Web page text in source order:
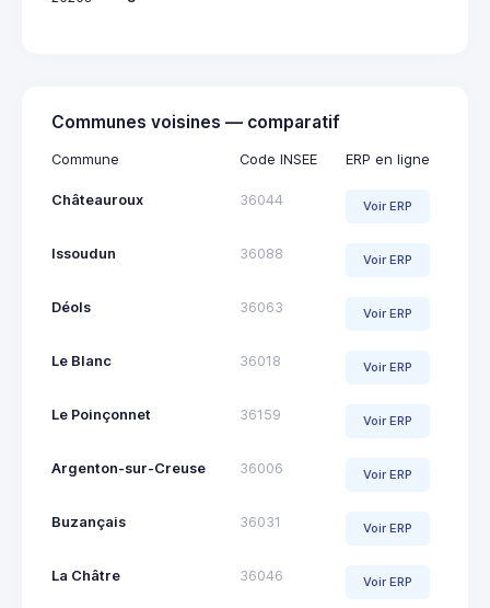
Communes voisines — comparatif
Commune Code INSEE ERP en ligne
Châteauroux 36044 Voir ERP
Issoudun 36088 Voir ERP
Déols 36063 Voir ERP
Le Blanc 36018 Voir ERP
Le Poinçonnet 36159 Voir ERP
Argenton-sur-Creuse 36006 Voir ERP
Buzançais 36031 Voir ERP
La Châtre 36046 Voir ERP